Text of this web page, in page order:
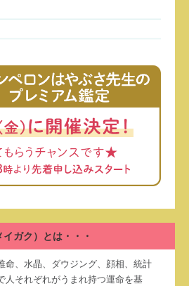
ガク）とは・・・
命、水晶、ダウジング、顔相、統計
人それぞれがうまれ持つ運命を基